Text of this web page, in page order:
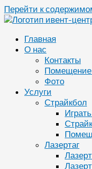
Перейти к
Главная
О нас
Контакты
Помещение
Фото
Услуги
Страйкбол
Лазертаг